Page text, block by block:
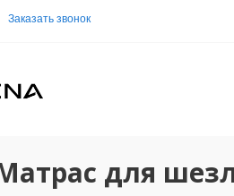
Заказать звонок
для